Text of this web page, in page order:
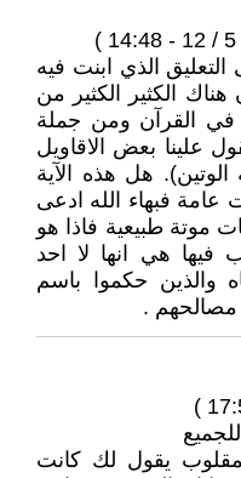
التعليق الذي ابنت فيه
الكثير الكثير من
في القرآن ومن جملة
علينا بعض الاقاويل
الوتين). هل هذه الآية
فبهاء الله ادعى
موتة طبيعية فاذا هو
فيها هي انها لا احد
والذين حكموا باسم
مصالحهم .
يقول لك كانت